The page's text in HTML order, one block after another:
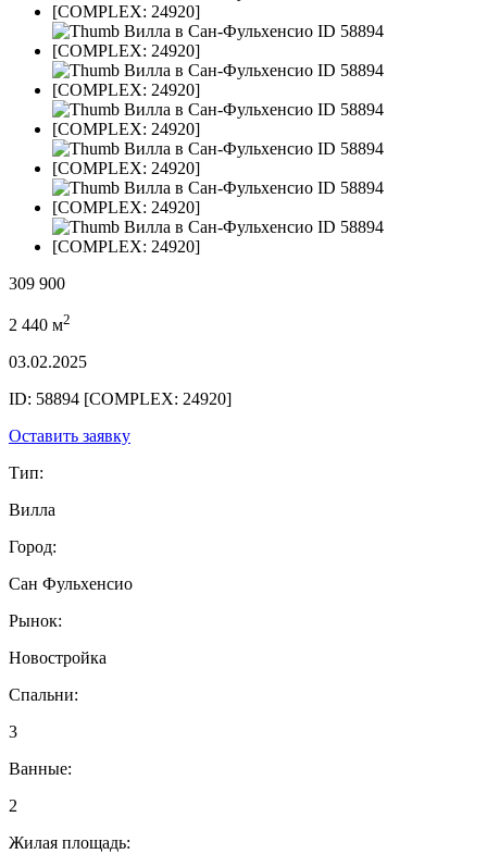
309 900
2 440 м2
03.02.2025
ID: 58894 [COMPLEX: 24920]
Оставить заявку
Тип:
Вилла
Город:
Сан Фульхенсио
Рынок:
Новостройка
Спальни:
3
Ванные:
2
Жилая площадь: